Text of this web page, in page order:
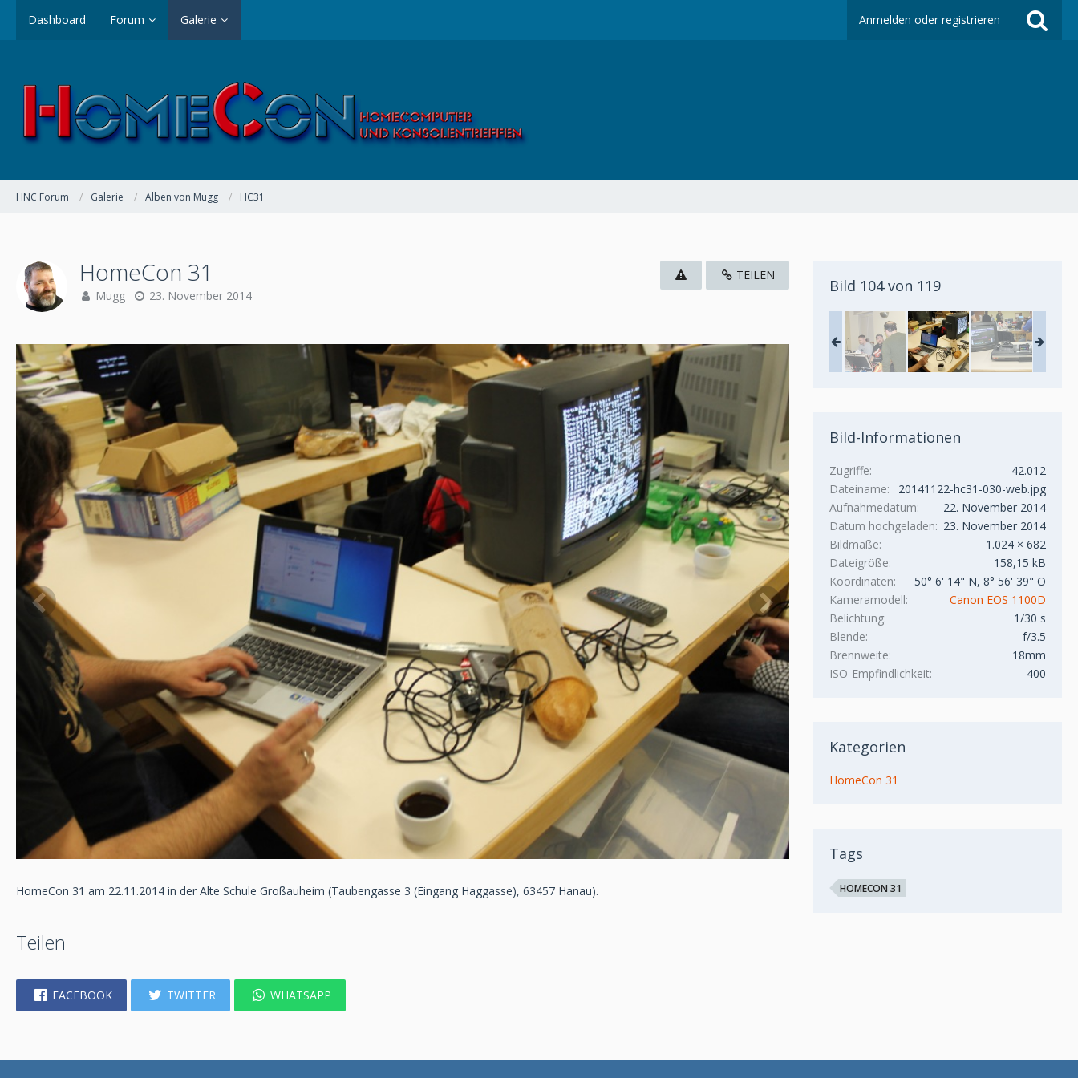
Dashboard Forum Galerie Anmelden oder registrieren
HNC Forum Galerie Alben von Mugg HC31
HomeCon 31
Mugg 23. November 2014
TEILEN
HomeCon 31 am 22.11.2014 in der Alte Schule Großauheim (Taubengasse 3 (Eingang Haggasse), 63457 Hanau).
Teilen
FACEBOOK TWITTER WHATSAPP
Bild 104 von 119
Bild-Informationen
Zugriffe
42.012
Dateiname
20141122-hc31-030-web.jpg
Aufnahmedatum
22. November 2014
Datum hochgeladen
23. November 2014
Bildmaße
1.024 × 682
Dateigröße
158,15 kB
Koordinaten
50° 6' 14" N, 8° 56' 39" O
Kameramodell
Canon EOS 1100D
Belichtung
1/30 s
Blende
f/3.5
Brennweite
18mm
ISO-Empfindlichkeit
400
Kategorien
HomeCon 31
Tags
HOMECON 31